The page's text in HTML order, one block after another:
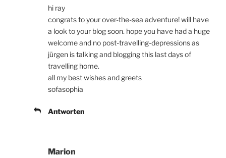
hi ray
congrats to your over-the-sea adventure! will have
a look to your blog soon. hope you have had a huge
welcome and no post-travelling-depressions as
jürgen is talking and blogging this last days of
travelling home.
all my best wishes and greets
sofasophia
Antworten
Marion